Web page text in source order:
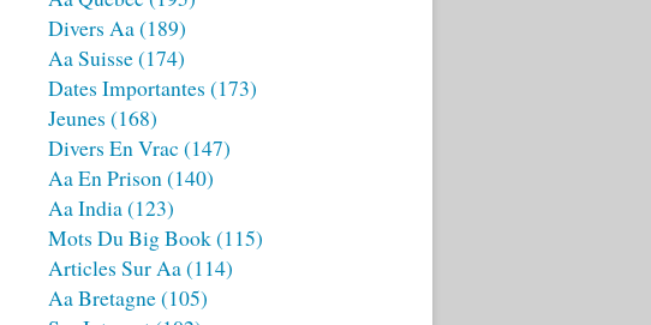
Divers Aa(189)
Aa Suisse(174)
Dates Importantes (173)
Jeunes (168)
Divers En Vrac (147)
Aa En Prison(140)
Aa India(123)
Mots Du Big Book(115)
Articles Sur Aa(114)
Aa Bretagne(105)